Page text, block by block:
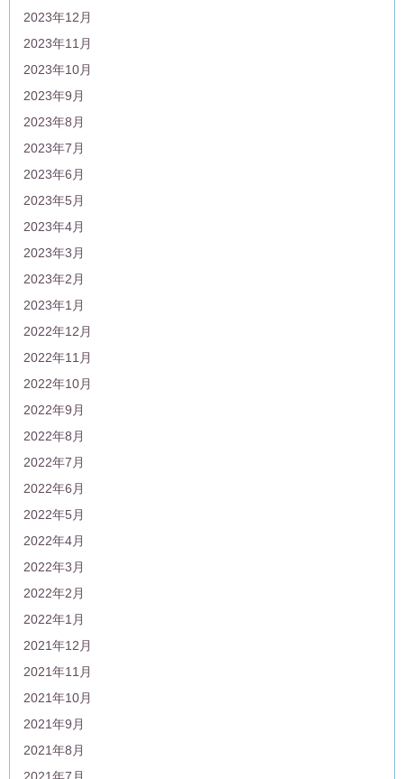
2023年12月
2023年11月
2023年10月
2023年9月
2023年8月
2023年7月
2023年6月
2023年5月
2023年4月
2023年3月
2023年2月
2023年1月
2022年12月
2022年11月
2022年10月
2022年9月
2022年8月
2022年7月
2022年6月
2022年5月
2022年4月
2022年3月
2022年2月
2022年1月
2021年12月
2021年11月
2021年10月
2021年9月
2021年8月